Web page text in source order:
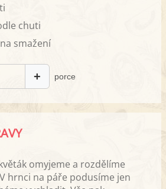
chuti
smažení
+ porce
omyjeme a rozdělíme
hrnci na páře podusíme jen